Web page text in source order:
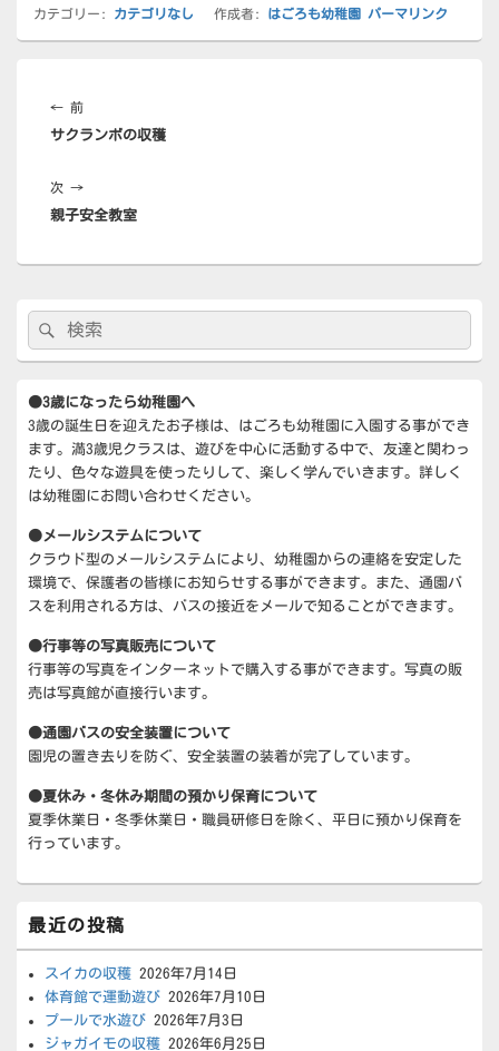
カテゴリー: カテゴリなし 作成者: はごろも幼稚園 パーマリンク
稿
ナ
ゲ
ー
← 前前
の
稿:
サクランボの収穫
次 →次
の
親子安全教室
ン
サ
ド
バ
ー
ウ
ェ
エ
リ
索:
検
索
●3歳になったら幼稚園へ
3歳の誕生日を迎えたお子様は、はごろも幼稚園に入園する事ができ
ます。満3歳児クラスは、遊びを中心に活動する中で、友達と関わっ
たり、色々な遊具を使ったりして、楽しく学んでいきます。詳しく
は幼稚園にお問い合わせください。
●メールシステムについて
クラウド型のメールシステムにより、幼稚園からの連絡を安定した
環境で、保護者の皆様にお知らせする事ができます。また、通園バ
スを利用される方は、バスの接近をメールで知ることができます。
●行事等の写真販売について
行事等の写真をインターネットで購入する事ができます。写真の販
売は写真館が直接行います。
●通園バスの安全装置について
園児の置き去りを防ぐ、安全装置の装着が完了しています。
●夏休み・冬休み期間の預かり保育について
夏季休業日・冬季休業日・職員研修日を除く、平日に預かり保育を
行っています。
最近の投稿
スイカの収穫 2026年7月14日
体育館で運動遊び 2026年7月10日
プールで水遊び 2026年7月3日
ジャガイモの収穫 2026年6月25日